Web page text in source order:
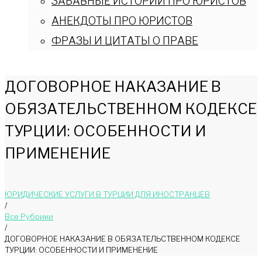
АНЕКДОТЫ ПРО ЮРИСТОВ
ФРАЗЫ И ЦИТАТЫ О ПРАВЕ
ДОГОВОРНОЕ НАКАЗАНИЕ В
ОБЯЗАТЕЛЬСТВЕННОМ КОДЕКСЕ
ТУРЦИИ: ОСОБЕННОСТИ И
ПРИМЕНЕНИЕ
ЮРИДИЧЕСКИЕ УСЛУГИ В ТУРЦИИ ДЛЯ ИНОСТРАНЦЕВ
/
Bce Pyбрики
/
ДОГОВОРНОЕ НАКАЗАНИЕ В ОБЯЗАТЕЛЬСТВЕННОМ КОДЕКСЕ
ТУРЦИИ: ОСОБЕННОСТИ И ПРИМЕНЕНИЕ